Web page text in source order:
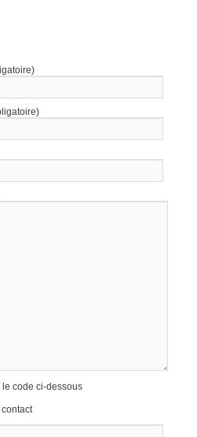
code ci-dessous